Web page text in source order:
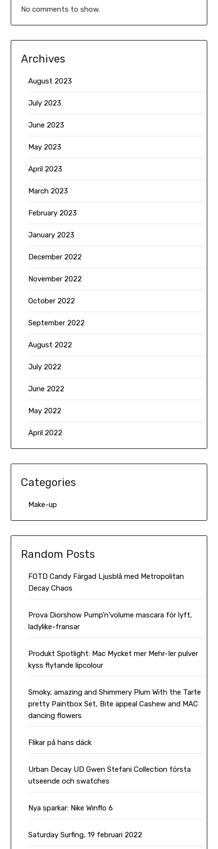
No comments to show.
Archives
August 2023
July 2023
June 2023
May 2023
April 2023
March 2023
February 2023
January 2023
December 2022
November 2022
October 2022
September 2022
August 2022
July 2022
June 2022
May 2022
April 2022
Categories
Make-up
Random Posts
FOTD Candy Färgad Ljusblå med Metropolitan
Decay Chaos
Prova Diorshow Pump’n’volume mascara för lyft,
ladylike-fransar
Produkt Spotlight: Mac Mycket mer Mehr-Ier pulver
kyss flytande lipcolour
Smoky, amazing and Shimmery Plum With the Tarte
pretty Paintbox Set, Bite appeal Cashew and MAC
dancing flowers
Flikar på hans däck
Urban Decay UD Gwen Stefani Collection första
utseende och swatches
Nya sparkar: Nike Winflo 6
Saturday Surfing, 19 februari 2022